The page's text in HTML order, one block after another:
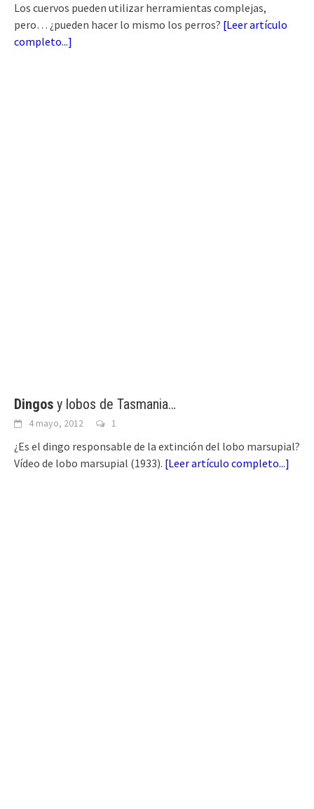
Los cuervos pueden utilizar herramientas complejas,
pero… ¿pueden hacer lo mismo los perros? [Leer artículo
completo...]
Dingos y lobos de Tasmania…
4 mayo, 2012 1
¿Es el dingo responsable de la extinción del lobo marsupial?
Vídeo de lobo marsupial (1933). [Leer artículo completo...]